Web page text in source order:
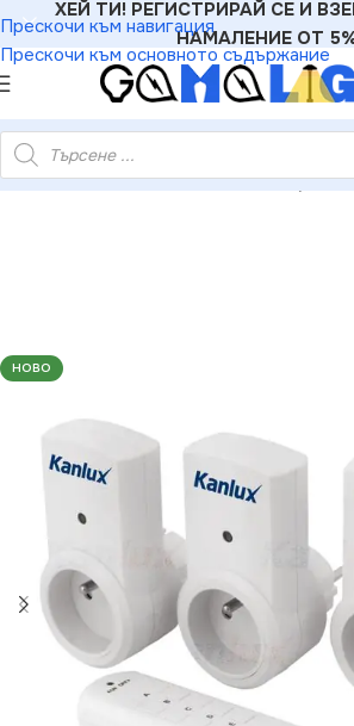
Прескочи към навигация
Прескочи към основното съдържание
ХЕЙ ТИ! РЕГИСТРИРАЙ СЕ И
НАМАЛЕНИЕ ОТ
Таймери/програматори за
НОВО